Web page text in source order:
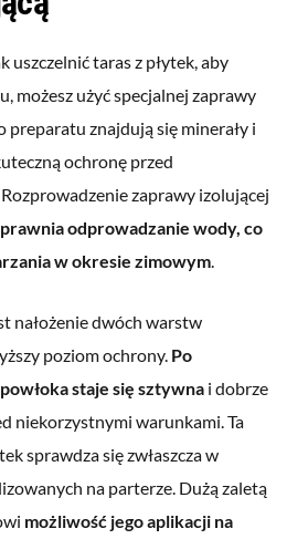
uszczelnić taras z płytek, aby
możesz użyć specjalnej zaprawy
preparatu znajdują się minerały i
ochronę przed
zaprawy izolującej
odprowadzanie wody, co
w okresie zimowym.
nałożenie dwóch warstw
poziom ochrony. Po
staje się sztywna i dobrze
niekorzystnymi warunkami. Ta
sprawdza się zwłaszcza w
na parterze. Dużą zaletą
możliwość jego aplikacji na